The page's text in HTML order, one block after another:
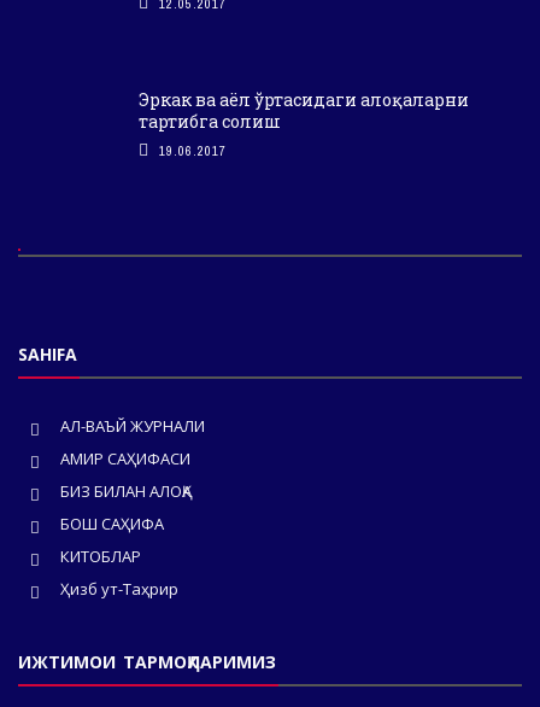
12.05.2017
Эркак ва аёл ўртасидаги алоқаларни
тартибга солиш
19.06.2017
SAHIFA
АЛ-ВАЪЙ ЖУРНАЛИ
АМИР САҲИФАСИ
БИЗ БИЛАН АЛОҚА
БОШ САҲИФА
КИТОБЛАР
Ҳизб ут-Таҳрир
ИЖТИМОИ ТАРМОҚЛАРИМИЗ